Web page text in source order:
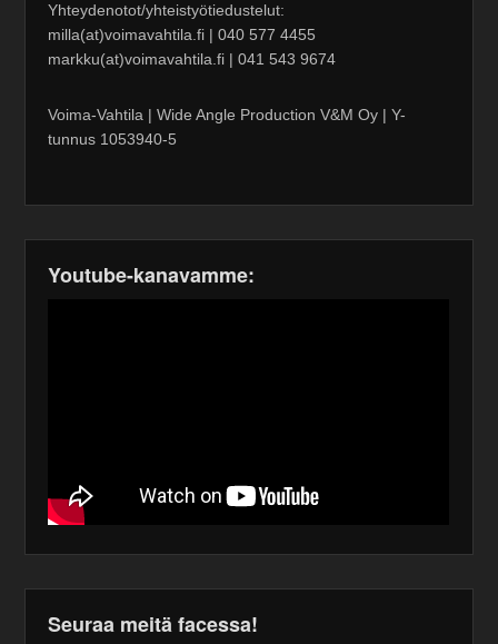
Yhteydenotot/yhteistyötiedustelut:
milla(at)voimavahtila.fi | 040 577 4455
markku(at)voimavahtila.fi | 041 543 9674
Voima-Vahtila | Wide Angle Production V&M Oy | Y-
tunnus 1053940-5
Youtube-kanavamme:
Seuraa meitä facessa!